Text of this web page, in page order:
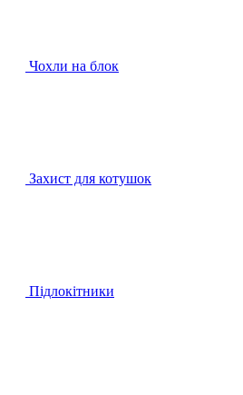
Чохли на блок
Захист для котушок
Підлокітники